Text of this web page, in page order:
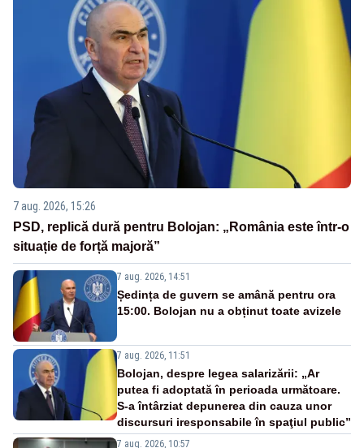
7 aug. 2026, 15:26
PSD, replică dură pentru Bolojan: „România este într-o
situație de forță majoră”
7 aug. 2026, 14:51
Ședința de guvern se amână pentru ora
15:00. Bolojan nu a obținut toate avizele
7 aug. 2026, 11:51
Bolojan, despre legea salarizării: „Ar
putea fi adoptată în perioada următoare.
S-a întârziat depunerea din cauza unor
discursuri iresponsabile în spaţiul public”
7 aug. 2026, 10:57